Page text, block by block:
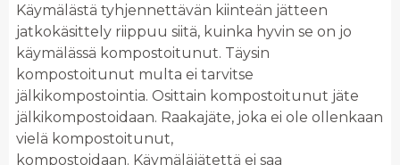
Käymälästä tyhjennettävän kiinteän jätteen
jatkokäsittely riippuu siitä, kuinka hyvin se on jo
käymälässä kompostoitunut. Täysin
kompostoitunut multa ei tarvitse
jälkikompostointia. Osittain kompostoitunut jäte
jälkikompostoidaan. Raakajäte, joka ei ole ollenkaan
vielä kompostoitunut,
kompostoidaan. Käymäläjätettä ei saa